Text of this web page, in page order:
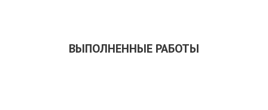
ВЫПОЛНЕННЫЕ РАБОТЫ